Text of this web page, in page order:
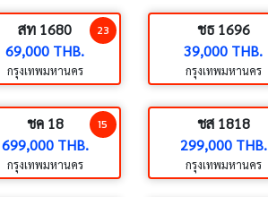
สท 1680
69,000 THB.
กรุงเทพมหานคร
23
ชธ 1696
39,000 THB.
กรุงเทพมหานคร
ชค 18
699,000 THB.
กรุงเทพมหานคร
15
ชส 1818
299,000 THB.
กรุงเทพมหานคร